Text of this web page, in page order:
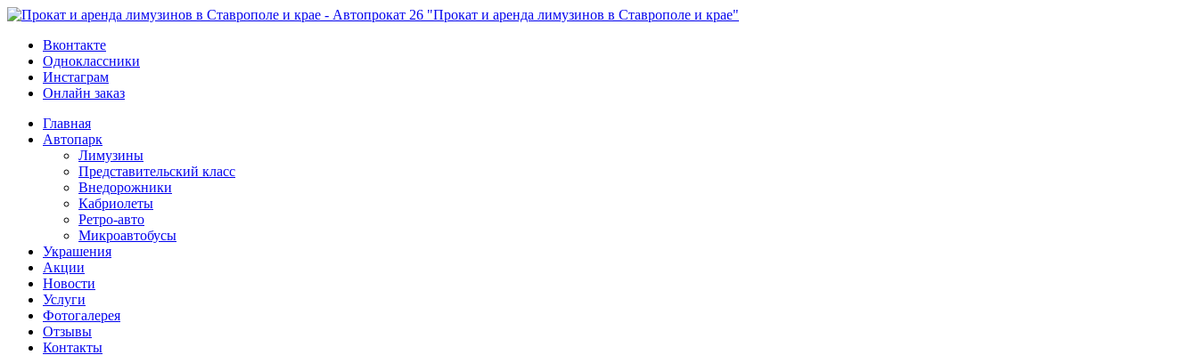
"Прокат и аренда лимузинов в Ставрополе и крае"
Вконтакте
Одноклассники
Инстаграм
Онлайн заказ
Главная
Автопарк
Лимузины
Представительский класс
Внедорожники
Кабриолеты
Ретро-авто
Микроавтобусы
Украшения
Акции
Новости
Услуги
Фотогалерея
Отзывы
­Контакты